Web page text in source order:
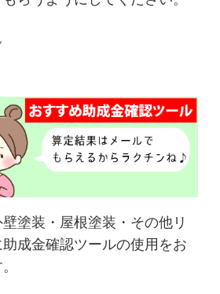
塗装・屋根塗装・その他リ
成金確認ツールの使用をお